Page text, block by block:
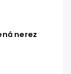
nerez